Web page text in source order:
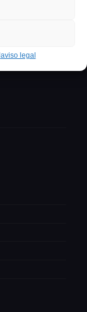
aviso legal